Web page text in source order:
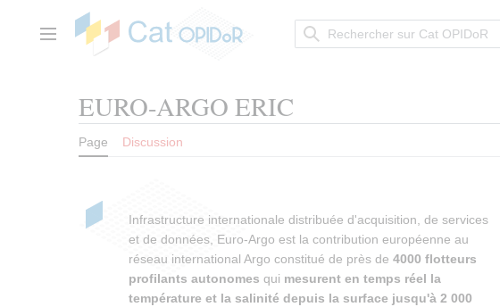
contenuMenu principal
EURO-ARGO ERIC
Page Discussion
Infrastructure internationale distribuée d'acquisition, de services
et de données, Euro-Argo est la contribution européenne au
réseau international Argo constitué de près de 4000 flotteurs
profilants autonomes qui mesurent en temps réel la
température et la salinité depuis la surface jusqu'à 2 000